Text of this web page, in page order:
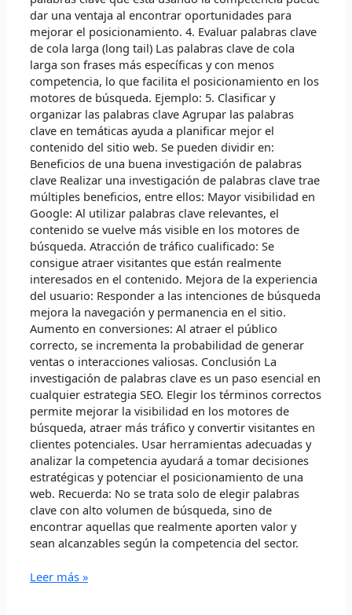
dar una ventaja al encontrar oportunidades para
mejorar el posicionamiento. 4. Evaluar palabras clave
de cola larga (long tail) Las palabras clave de cola
larga son frases más específicas y con menos
competencia, lo que facilita el posicionamiento en los
motores de búsqueda. Ejemplo: 5. Clasificar y
organizar las palabras clave Agrupar las palabras
clave en temáticas ayuda a planificar mejor el
contenido del sitio web. Se pueden dividir en:
Beneficios de una buena investigación de palabras
clave Realizar una investigación de palabras clave trae
múltiples beneficios, entre ellos: Mayor visibilidad en
Google: Al utilizar palabras clave relevantes, el
contenido se vuelve más visible en los motores de
búsqueda. Atracción de tráfico cualificado: Se
consigue atraer visitantes que están realmente
interesados en el contenido. Mejora de la experiencia
del usuario: Responder a las intenciones de búsqueda
mejora la navegación y permanencia en el sitio.
Aumento en conversiones: Al atraer el público
correcto, se incrementa la probabilidad de generar
ventas o interacciones valiosas. Conclusión La
investigación de palabras clave es un paso esencial en
cualquier estrategia SEO. Elegir los términos correctos
permite mejorar la visibilidad en los motores de
búsqueda, atraer más tráfico y convertir visitantes en
clientes potenciales. Usar herramientas adecuadas y
analizar la competencia ayudará a tomar decisiones
estratégicas y potenciar el posicionamiento de una
web. Recuerda: No se trata solo de elegir palabras
clave con alto volumen de búsqueda, sino de
encontrar aquellas que realmente aporten valor y
sean alcanzables según la competencia del sector.
Leer más »